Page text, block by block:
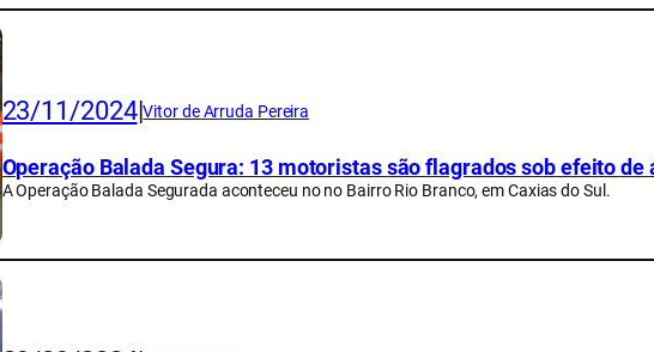
23/11/2024|Vitor de Arruda Pereira
Operação Balada Segura: 13 motoristas são flagrados sob efeito de
A Operação Balada Segurada aconteceu no no Bairro Rio Branco, em Caxias do Sul.